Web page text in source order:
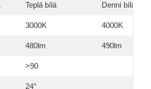
Teplá bílá Denní bílá
3000K 4000K
480lm 490lm
>90
24°